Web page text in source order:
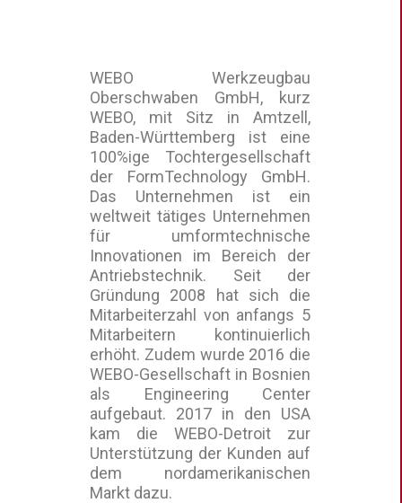
WEBO Werkzeugbau
Oberschwaben GmbH, kurz
WEBO, mit Sitz in Amtzell,
Baden-Württemberg ist eine
100%ige Tochtergesellschaft
der FormTechnology GmbH.
Das Unternehmen ist ein
weltweit tätiges Unternehmen
für umformtechnische
Innovationen im Bereich der
Antriebstechnik. Seit der
Gründung 2008 hat sich die
Mitarbeiterzahl von anfangs 5
Mitarbeitern kontinuierlich
erhöht. Zudem wurde 2016 die
WEBO-Gesellschaft in Bosnien
als Engineering Center
aufgebaut. 2017 in den USA
kam die WEBO-Detroit zur
Unterstützung der Kunden auf
dem nordamerikanischen
Markt dazu.